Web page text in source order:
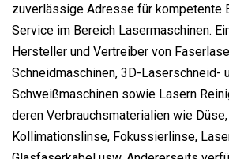
zuverlässige Adresse für kompetente
Service im Bereich Lasermaschinen.
Hersteller und Vertreiber von
Schneidmaschinen, 3D-Laserschneid-
Schweißmaschinen sowie Lasern
deren Verbrauchsmaterialien wie
Kollimationslinse, Fokussierlinse,